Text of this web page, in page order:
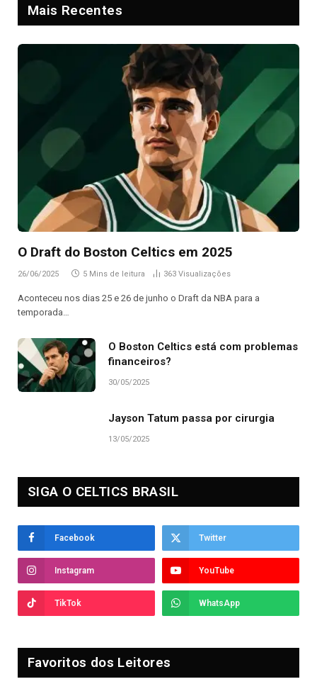
Mais Recentes
O Draft do Boston Celtics em 2025
26/06/2025 5 Mins de leitura 363 Visualizações
Aconteceu nos dias 25 e 26 de junho o Draft da NBA para a
temporada…
O Boston Celtics está com problemas
financeiros?
30/05/2025
Jayson Tatum passa por cirurgia
13/05/2025
SIGA O CELTICS BRASIL
Facebook Twitter
Instagram YouTube
TikTok WhatsApp
Favoritos dos Leitores